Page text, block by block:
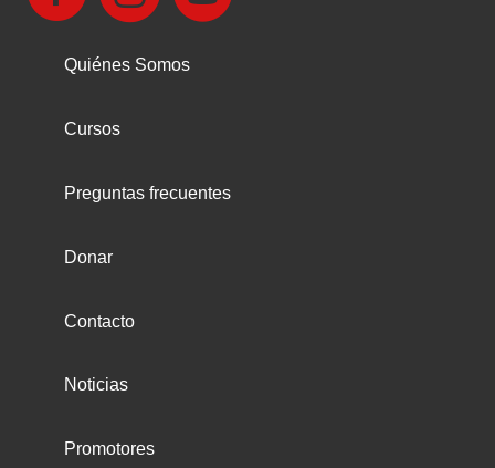
Quiénes Somos
Cursos
Preguntas frecuentes
Donar
Contacto
Noticias
Promotores